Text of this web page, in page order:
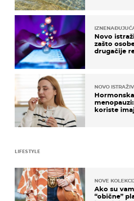
Novo
zašto
drugačije
NOVO
koriste
LIFESTYLE
NOVE
Ako su
“obične”